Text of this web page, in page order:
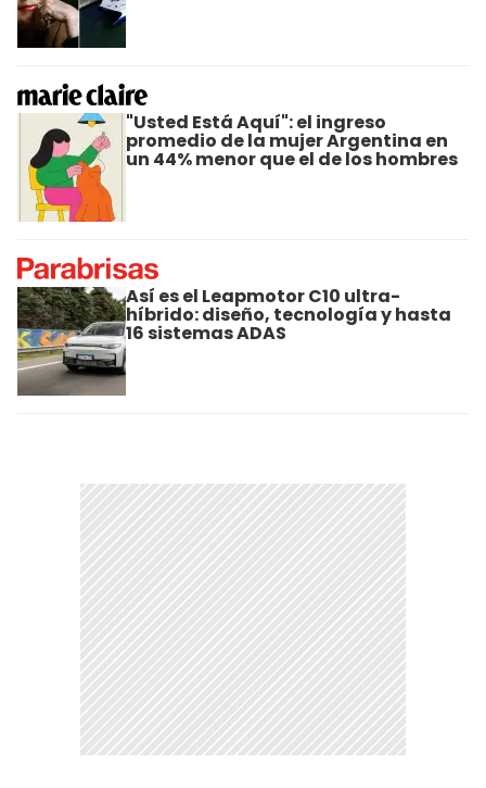
"Usted Está Aquí": el ingreso
promedio de la mujer Argentina en
un 44% menor que el de los hombres
Así es el Leapmotor C10 ultra-
híbrido: diseño, tecnología y hasta
16 sistemas ADAS